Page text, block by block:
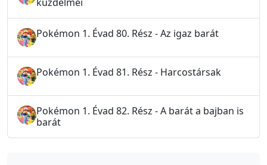
Pokémon 1. Évad 80. Rész - Az igaz barát
Pokémon 1. Évad 81. Rész - Harcostársak
Pokémon 1. Évad 82. Rész - A barát a bajban is
barát